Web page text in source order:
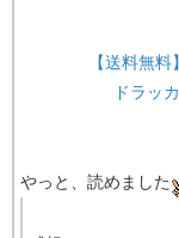
【送料無
ドラッ
やっと、読めました